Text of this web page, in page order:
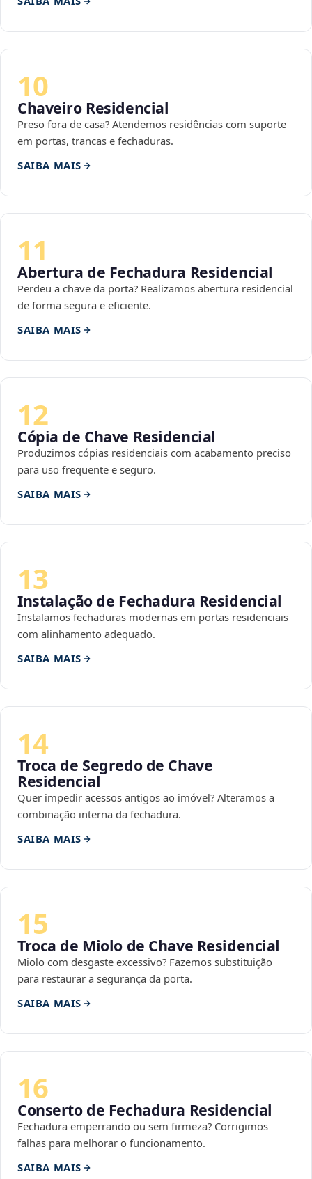
10
Chaveiro Residencial
Preso fora de casa? Atendemos residências com suporte
em portas, trancas e fechaduras.
SAIBA MAIS
11
Abertura de Fechadura Residencial
Perdeu a chave da porta? Realizamos abertura residencial
de forma segura e eficiente.
SAIBA MAIS
12
Cópia de Chave Residencial
Produzimos cópias residenciais com acabamento preciso
para uso frequente e seguro.
SAIBA MAIS
13
Instalação de Fechadura Residencial
Instalamos fechaduras modernas em portas residenciais
com alinhamento adequado.
SAIBA MAIS
14
Troca de Segredo de Chave
Residencial
Quer impedir acessos antigos ao imóvel? Alteramos a
combinação interna da fechadura.
SAIBA MAIS
15
Troca de Miolo de Chave Residencial
Miolo com desgaste excessivo? Fazemos substituição
para restaurar a segurança da porta.
SAIBA MAIS
16
Conserto de Fechadura Residencial
Fechadura emperrando ou sem firmeza? Corrigimos
falhas para melhorar o funcionamento.
SAIBA MAIS